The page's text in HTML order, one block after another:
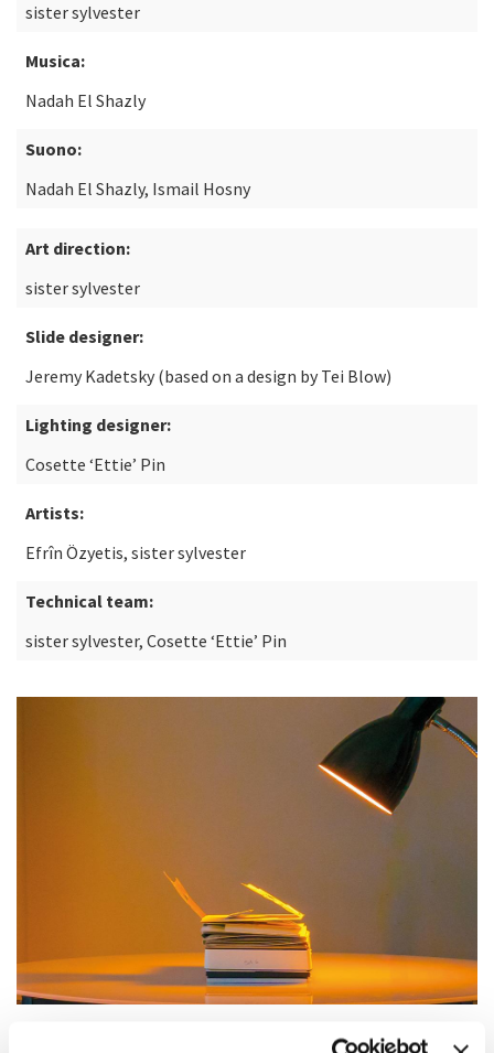
sister sylvester
Musica:
Nadah El Shazly
Suono:
Nadah El Shazly, Ismail Hosny
Art direction:
sister sylvester
Slide designer:
Jeremy Kadetsky (based on a design by Tei Blow)
Lighting designer:
Cosette ‘Ettie’ Pin
Artists:
Efrîn Özyetis, sister sylvester
Technical team:
sister sylvester, Cosette ‘Ettie’ Pin